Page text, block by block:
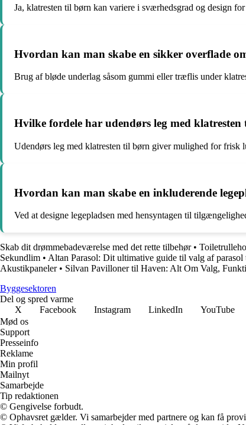
Ja, klatresten til børn kan variere i sværhedsgrad og design
Hvordan kan man skabe en sikker overflade
Brug af bløde underlag såsom gummi eller træflis under
Hvilke fordele har udendørs leg med
Udendørs leg med klatresten til børn giver mulighed for frisk
Hvordan kan man skabe en inkluderende
Ved at designe legepladsen med hensyntagen til
Skab dit drømmebadeværelse med det rette tilbehør•
Sekundlim • Altan Parasol: Dit ultimative guide til valg af parasol
Akustikpaneler• Silvan Pavilloner til Haven: Alt Om Valg,
Byggesektoren
Del og spred varme
X
Facebook Instagram LinkedIn YouTube
Mød os
Support
Presseinfo
Reklame
Min profil
Mailnyt
Samarbejde
Tip redaktionen
© Gengivelse forbudt.
© Ophavsret gælder. Vi samarbejder med partnere og kan få